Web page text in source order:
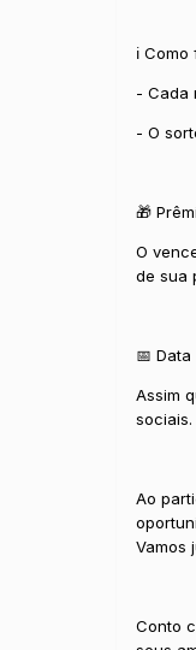
ℹ️
- Cada
- O
🎁
O
de sua
📅
Assim
sociais.
Ao
Vamos
Conto